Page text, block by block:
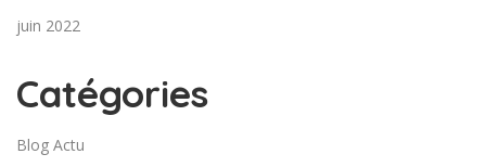
juin 2022
Catégories
Blog Actu